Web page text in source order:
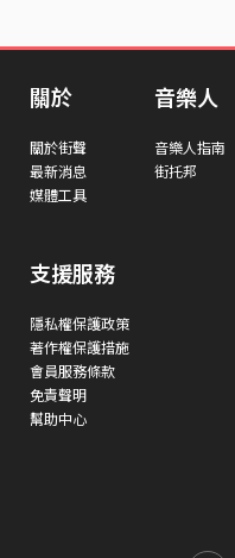
關於
關於街聲
最新消息
媒體工具
音樂人
音樂人指南
街托邦
支援服務
隱私權保護政策
著作權保護措施
會員服務條款
免責聲明
幫助中心